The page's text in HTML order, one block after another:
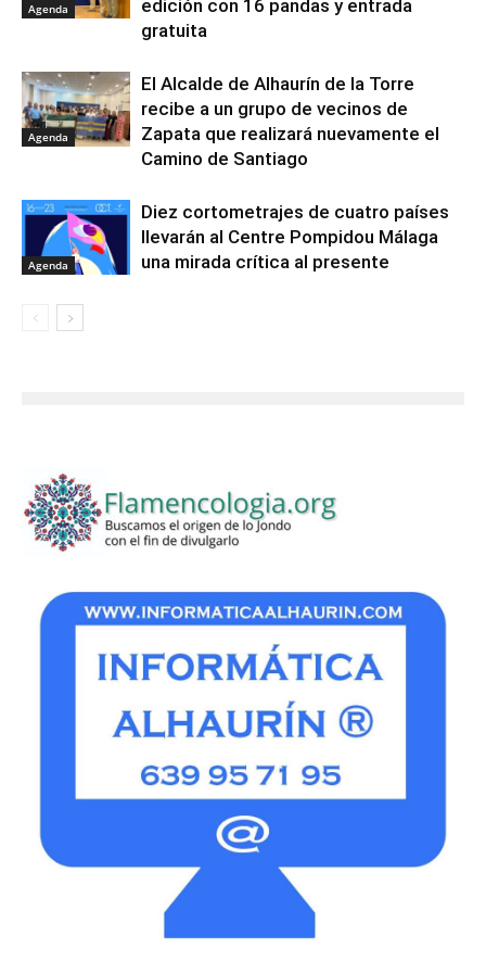
Agenda
edición con 16 pandas y entrada
gratuita
Agenda
El Alcalde de Alhaurín de la Torre
recibe a un grupo de vecinos de
Zapata que realizará nuevamente el
Camino de Santiago
Agenda
Diez cortometrajes de cuatro países
llevarán al Centre Pompidou Málaga
una mirada crítica al presente